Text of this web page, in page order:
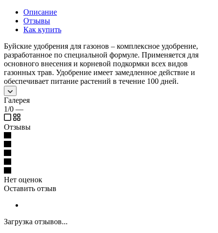
Описание
Отзывы
Как купить
Буйские удобрения для газонов – комплексное удобрение,
разработанное по специальной формуле. Применяется для
основного внесения и корневой подкормки всех видов
газонных трав. Удобрение имеет замедленное действие и
обеспечивает питание растений в течение 100 дней.
Галерея
1/0 —
Отзывы
Нет оценок
Оставить отзыв
Загрузка отзывов...